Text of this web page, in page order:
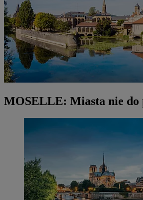
MOSELLE: Miasta nie do